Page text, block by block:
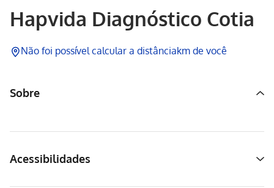
Hapvida Diagnóstico Cotia
Não foi possível calcular a distânciakm de você
Sobre
Acessibilidades